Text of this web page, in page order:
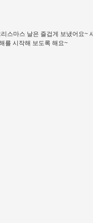
스마스 날은 즐겁게 보냈어요~
를 시작해 보도록 해요~